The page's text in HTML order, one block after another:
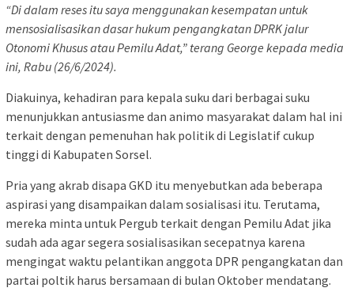
“Di dalam reses itu saya menggunakan kesempatan untuk
mensosialisasikan dasar hukum pengangkatan DPRK jalur
Otonomi Khusus atau Pemilu Adat,” terang George kepada media
ini, Rabu (26/6/2024).
Diakuinya, kehadiran para kepala suku dari berbagai suku
menunjukkan antusiasme dan animo masyarakat dalam hal ini
terkait dengan pemenuhan hak politik di Legislatif cukup
tinggi di Kabupaten Sorsel.
Pria yang akrab disapa GKD itu menyebutkan ada beberapa
aspirasi yang disampaikan dalam sosialisasi itu. Terutama,
mereka minta untuk Pergub terkait dengan Pemilu Adat jika
sudah ada agar segera sosialisasikan secepatnya karena
mengingat waktu pelantikan anggota DPR pengangkatan dan
partai poltik harus bersamaan di bulan Oktober mendatang.